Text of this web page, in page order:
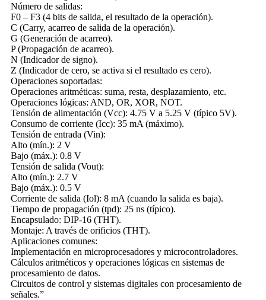
Número de salidas:
F0 – F3 (4 bits de salida, el resultado de la operación).
C (Carry, acarreo de salida de la operación).
G (Generación de acarreo).
P (Propagación de acarreo).
N (Indicador de signo).
Z (Indicador de cero, se activa si el resultado es cero).
Operaciones soportadas:
Operaciones aritméticas: suma, resta, desplazamiento, etc.
Operaciones lógicas: AND, OR, XOR, NOT.
Tensión de alimentación (Vcc): 4.75 V a 5.25 V (típico 5V).
Consumo de corriente (Icc): 35 mA (máximo).
Tensión de entrada (Vin):
Alto (mín.): 2 V
Bajo (máx.): 0.8 V
Tensión de salida (Vout):
Alto (mín.): 2.7 V
Bajo (máx.): 0.5 V
Corriente de salida (Iol): 8 mA (cuando la salida es baja).
Tiempo de propagación (tpd): 25 ns (típico).
Encapsulado: DIP-16 (THT).
Montaje: A través de orificios (THT).
Aplicaciones comunes:
Implementación en microprocesadores y microcontroladores.
Cálculos aritméticos y operaciones lógicas en sistemas de
procesamiento de datos.
Circuitos de control y sistemas digitales con procesamiento de
señales.”